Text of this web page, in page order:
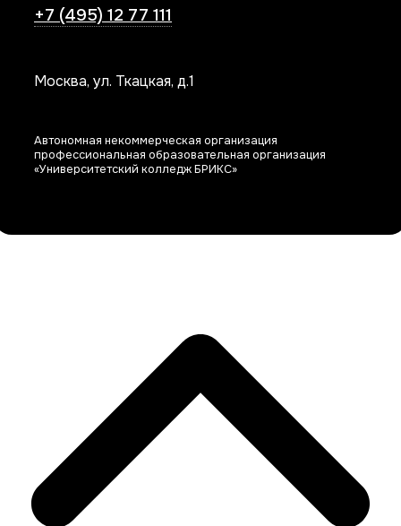
+7 (495) 12 77 111
Москва, ул. Ткацкая, д.1
Автономная некоммерческая организация
профессиональная образовательная организация
«Университетский колледж БРИКС»